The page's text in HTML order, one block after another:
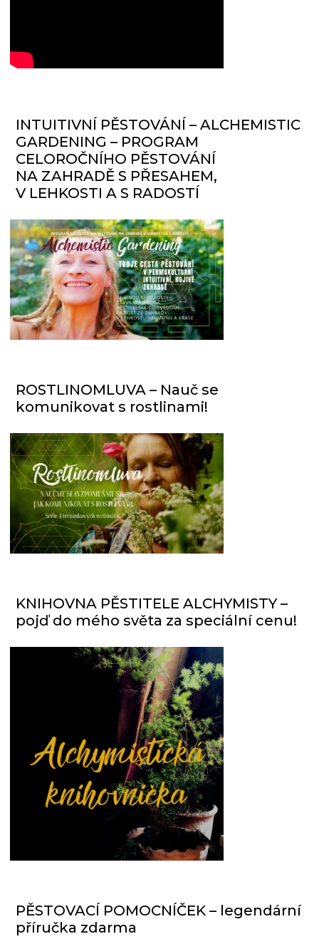
INTUITIVNÍ PĚSTOVÁNÍ – ALCHEMISTIC
GARDENING – PROGRAM
CELOROČNÍHO PĚSTOVÁNÍ
NA ZAHRADĚ S PŘESAHEM,
V LEHKOSTI A S RADOSTÍ
ROSTLINOMLUVA – Nauč se
komunikovat s rostlinami!
KNIHOVNA PĚSTITELE ALCHYMISTY –
pojď do mého světa za speciální cenu!
PĚSTOVACÍ POMOCNÍČEK – legendární
příručka zdarma